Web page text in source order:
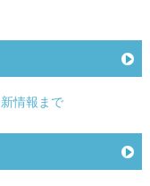
情報まで